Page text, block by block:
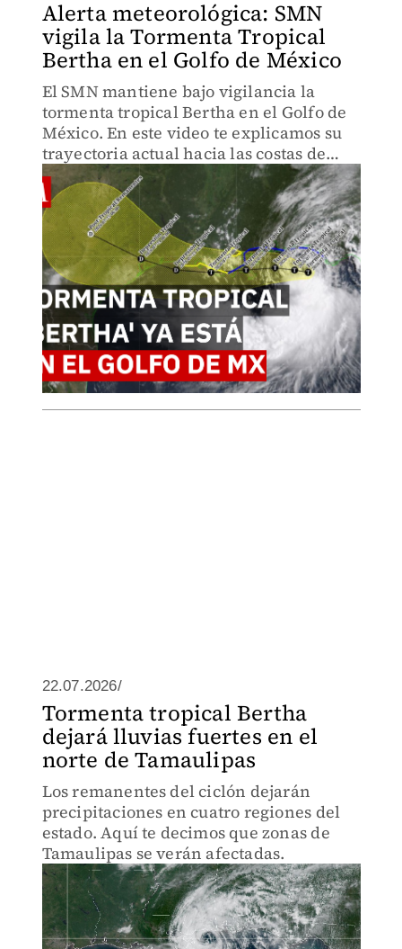
Alerta meteorológica: SMN
vigila la Tormenta Tropical
Bertha en el Golfo de México
El SMN mantiene bajo vigilancia la
tormenta tropical Bertha en el Golfo de
México. En este video te explicamos su
trayectoria actual hacia las costas de
Estados Unidos y si representa algún
riesgo de lluvias y oleaje para el
territorio nacional.
22.07.2026/
Tormenta tropical Bertha
dejará lluvias fuertes en el
norte de Tamaulipas
Los remanentes del ciclón dejarán
precipitaciones en cuatro regiones del
estado. Aquí te decimos que zonas de
Tamaulipas se verán afectadas.